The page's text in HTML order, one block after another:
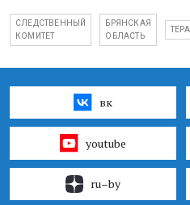
СЛЕДСТВЕННЫЙ
КОМИТЕТ
БРЯНСКАЯ
ОБЛАСТЬ
вк
youtube
ru–by